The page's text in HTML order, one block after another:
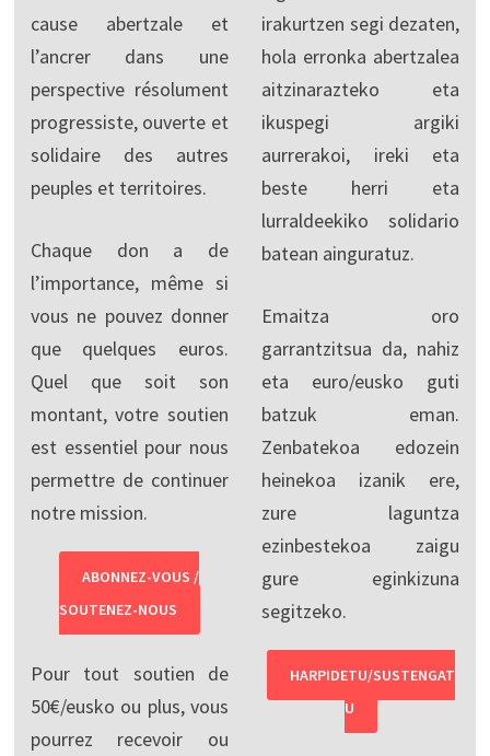
cause abertzale et
l’ancrer dans une
perspective résolument
progressiste, ouverte et
solidaire des autres
peuples et territoires.
Chaque don a de
l’importance, même si
vous ne pouvez donner
que quelques euros.
Quel que soit son
montant, votre soutien
est essentiel pour nous
permettre de continuer
notre mission.
ABONNEZ-VOUS /
SOUTENEZ-NOUS
Pour tout soutien de
50€/eusko ou plus, vous
pourrez recevoir ou
irakurtzen segi dezaten,
hola erronka abertzalea
aitzinarazteko eta
ikuspegi argiki
aurrerakoi, ireki eta
beste herri eta
lurraldeekiko solidario
batean ainguratuz.
Emaitza oro
garrantzitsua da, nahiz
eta euro/eusko guti
batzuk eman.
Zenbatekoa edozein
heinekoa izanik ere,
zure laguntza
ezinbestekoa zaigu
gure eginkizuna
segitzeko.
HARPIDETU/SUSTENGAT
U